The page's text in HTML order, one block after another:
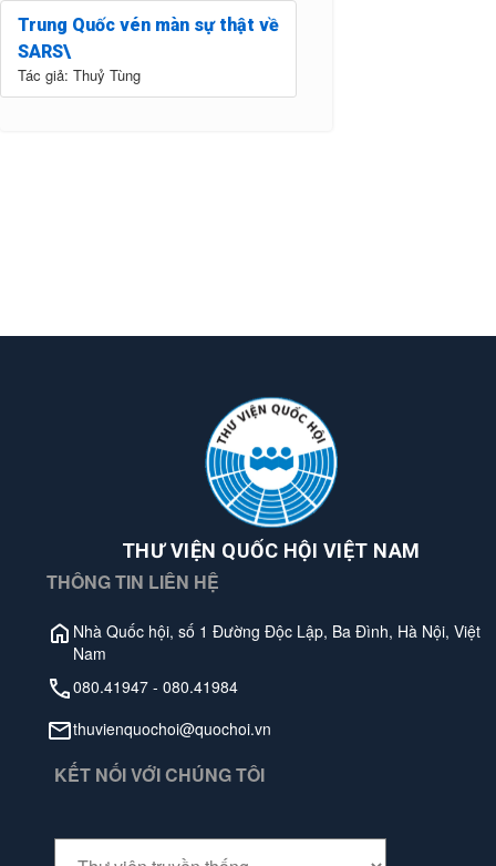
Trung Quốc vén màn sự thật về
SARS\
Tác giả: Thuỷ Tùng
THƯ VIỆN QUỐC HỘI VIỆT NAM
THÔNG TIN LIÊN HỆ
Nhà Quốc hội, số 1 Đường Độc Lập, Ba Đình, Hà Nội, Việt
Nam
080.41947 - 080.41984
thuvienquochoi@quochoi.vn
KẾT NỐI VỚI CHÚNG TÔI